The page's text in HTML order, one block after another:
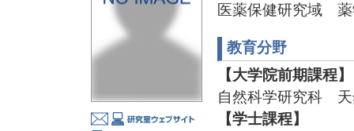
医薬保健研究域 薬
教育分野
【大学院前期課程】
自然科学研究科 天
【学士課程】